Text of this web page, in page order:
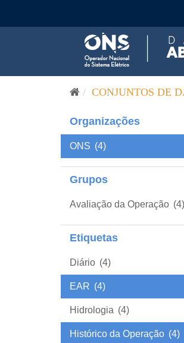
CONJUNTOS DE
Organizações
ONS (4)
Grupos
Avaliação da Operação (4)
Etiquetas
Diário (4)
EAR (4)
Hidrologia (4)
Histórico da Operação (4)